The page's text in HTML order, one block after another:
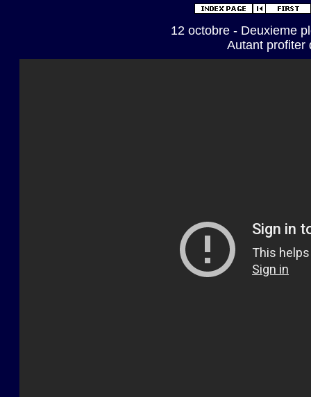
12 octobre - Deuxieme
Autant profiter